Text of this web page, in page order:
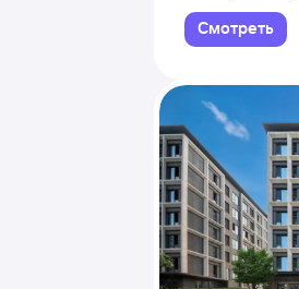
Смотреть